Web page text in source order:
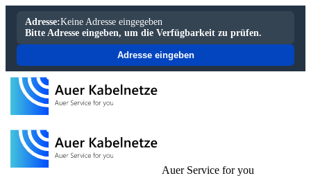
Adresse:Keine Adresse eingegeben
Bitte Adresse eingeben, um die Verfügbarkeit zu prüfen.
Adresse eingeben
Auer Service for you